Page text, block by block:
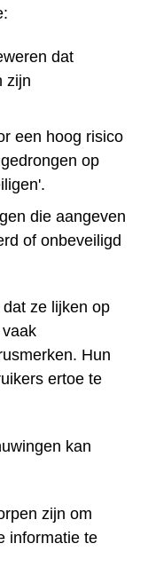
dat
zijn
een hoog risico
op
die aangeven
of onbeveiligd
ze lijken op
Hun
ertoe te
kan
zijn om
informatie te